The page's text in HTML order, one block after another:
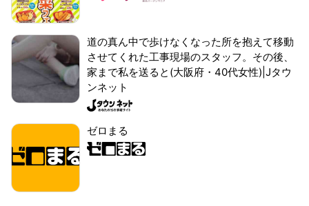
道の真ん中で歩けなくなった所を抱えて移動
させてくれた工事現場のスタッフ。その後、
家まで私を送ると(大阪府・40代女性)|Jタウ
ンネット
ゼロまる